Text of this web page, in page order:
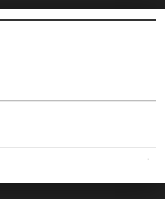
치북5
치북5
치북5
치북5